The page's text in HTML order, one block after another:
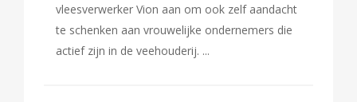
vleesverwerker Vion aan om ook zelf aandacht
te schenken aan vrouwelijke ondernemers die
actief zijn in de veehouderij.